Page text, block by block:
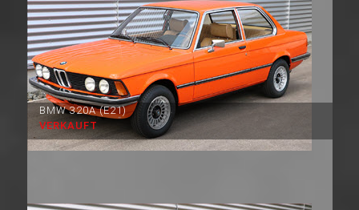
BMW 320A (E21)
VERKAUFT